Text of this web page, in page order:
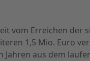
vom Erreichen der
1,5 Mio. Euro
aus dem